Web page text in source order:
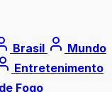
Brasil
Mundo
Entretenimento
Fogo